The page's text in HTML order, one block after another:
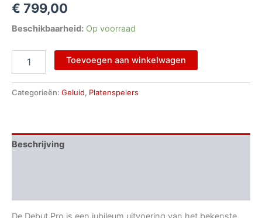
€ 799,00
Beschikbaarheid: Op voorraad
Toevoegen aan winkelwagen
Categorieën: Geluid, Platenspelers
Beschrijving